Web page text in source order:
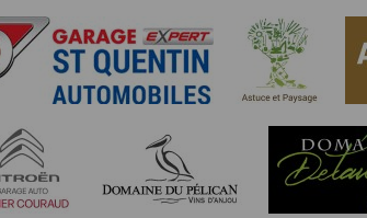
Conformément à la loi « informatique et
concernent.
Vous pouvez accèder aux informations vous
données vous concernant.
Conditions générales d'utilisation